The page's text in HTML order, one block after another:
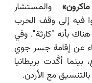
» والمستشار
فيه إلى وقف الحرب
بأنه "كارثة". وفي
عن إقامة جسر جوي
بينما أكَّدت بريطانيا
مع الأردن.